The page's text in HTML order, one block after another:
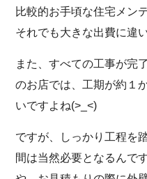
比較的お手頃な住宅メン
それでも大きな出費に違
また、すべての工事が完
のお店では、 工期が約１
いですよね(>_<)
ですが、しっかり工程を
間は当然必要となるんで